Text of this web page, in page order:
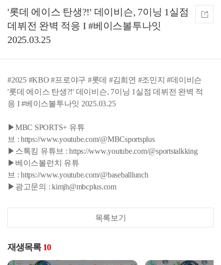
'롯데 에이스 탄생?!' 데이비슨, 7이닝 1실점
데뷔전 완벽 적응 I #베이스볼투나잇
2025.03.25
#2025 #KBO #프로야구 #롯데 #김희연 #조민지 #데이비슨
'롯데 에이스 탄생?!' 데이비슨, 7이닝 1실점 데뷔전 완벽 적
응 I #베이스볼투나잇 2025.03.25
▶MBC SPORTS+ 유튜
브 : https://www.youtube.com/@MBCsportsplus
▶스톡킹 유튜브 : https://www.youtube.com/@sportstalkking
▶베이스볼런치 유튜
브 : https://www.youtube.com/@baseballlunch
▶광고문의 : kimjh@mbcplus.com
목록보기
재생목록 10